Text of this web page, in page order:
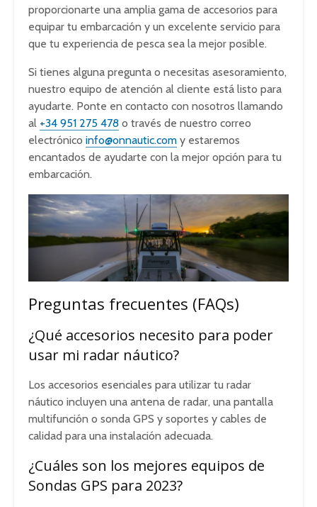
proporcionarte una amplia gama de accesorios para
equipar tu embarcación y un excelente servicio para
que tu experiencia de pesca sea la mejor posible.
Si tienes alguna pregunta o necesitas asesoramiento,
nuestro equipo de atención al cliente está listo para
ayudarte. Ponte en contacto con nosotros llamando
al +34 951 275 478 o través de nuestro correo
electrónico info@onnautic.com y estaremos
encantados de ayudarte con la mejor opción para tu
embarcación.
Preguntas frecuentes (FAQs)
¿Qué accesorios necesito para poder
usar mi radar náutico?
Los accesorios esenciales para utilizar tu radar
náutico incluyen una antena de radar, una pantalla
multifunción o sonda GPS y soportes y cables de
calidad para una instalación adecuada.
¿Cuáles son los mejores equipos de
Sondas GPS para 2023?